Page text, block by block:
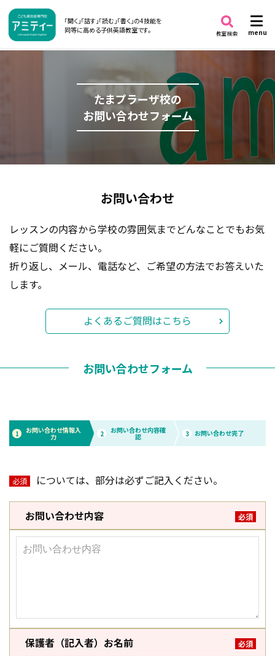
「聞く」「話す」「読む」「書く」の4技能を
同等に高める子供英語教室です。
menu
教室検索
たまプラーザ校の
お問い合わせフォーム
お問い合わせ
レッスンの内容から学校の雰囲気までどんなことでもお気
軽にご質問ください。
折り返し、メール、電話など、ご希望の方法でお答えいた
します。
よくあるご質問はこちら
お問い合わせフォーム
1 お問い合わせ情報入
力 2 お問い合わせ内容確
認 3 お問い合わせ完了
必須 については、部分は必ずご記入ください。
お問い合わせ内容 必須
保護者（記入者）お名前 必須